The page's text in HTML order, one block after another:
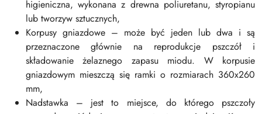
higieniczna, wykonana z drewna poliuretanu, styropianu
lub tworzyw sztucznych,
Korpusy gniazdowe – może być jeden lub dwa i są
przeznaczone głównie na reprodukcje pszczół i
składowanie żelaznego zapasu miodu. W korpusie
gniazdowym mieszczą się ramki o rozmiarach 360x260
mm,
Nadstawka – jest to miejsce, do którego pszczoły